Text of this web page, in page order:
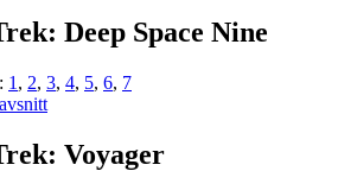
Deep Space Nine
1 , 2, 3, 4, 5, 6, 7
Voyager